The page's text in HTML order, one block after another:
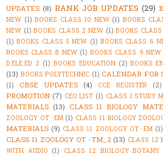
UPDATES (8) BANK JOB UPDATES (29)
NEW (1) BOOKS CLASS 10 NEW (1) BOOKS
NEW (1) BOOKS CLASS 2 NEW (1) BOOKS
(1) BOOKS CLASS 5 NEW (1) BOOKS CLASS 6
BOOKS CLASS 8 NEW (1) BOOKS CLASS 9 NEW
D.ELE.ED 2 (1) BOOKS EDUCATION (2) BOOKS
(13) BOOKS POLYTECHNIC (1) CALENDAR FOR
(1)
CBSE UPDATES (4) CCE REGISTER (2)
PROMOTION (7) CEO LIST (1) CLASS 1 STUDY
MATERIALS (13) CLASS 11 BIOLOGY
ZOOLOGY OT -EM (1) CLASS 11 BIOLOGY
MATERIALS (9) CLASS 11 ZOOLOGY OT -EM (1)
CLASS 11 ZOOLOGY OT -TM_2 (13) CLASS 12
WITH AUDIO (1) CLASS 12 BIOLOGY